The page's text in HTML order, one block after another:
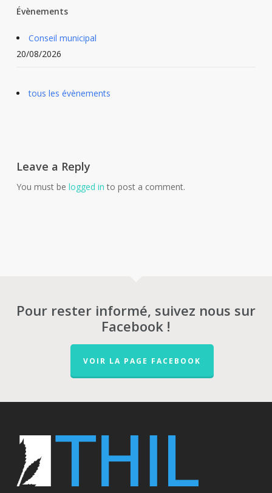
Évènements
Conseil municipal
20/08/2026
tous les évènements
Leave a Reply
You must be logged in to post a comment.
Pour rester informé, suivez nous sur
Facebook !
VOIR LA PAGE FACEBOOK